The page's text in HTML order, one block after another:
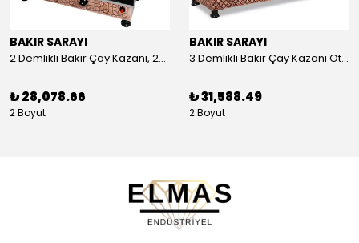
BAKIR SARAYI
2 Demlikli Bakır Çay Kazanı, 25 Litre
₺ 28,078.66
2 Boyut
BAKIR SARAYI
3 Demlikli Bakır Çay Kazanı Otomatik, 30 Litre
₺ 31,588.49
2 Boyut